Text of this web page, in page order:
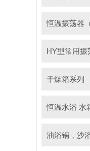
恒温振荡器
HY型常用振
干燥箱系列
恒温水浴 水
油浴锅，沙